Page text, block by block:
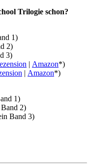
Trilogie schon?
1)
2)
3)
| Amazon*)
| Amazon*)
1)
2)
Band 3)